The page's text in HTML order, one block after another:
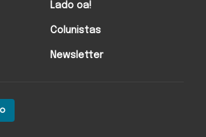
Lado oa!
Colunistas
Newsletter